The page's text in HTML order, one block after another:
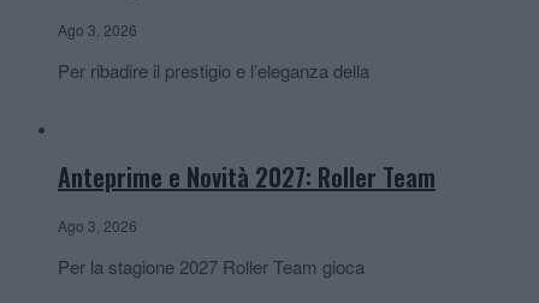
Ago 3, 2026
Per ribadire il prestigio e l’eleganza della
Anteprime e Novità 2027: Roller Team
Ago 3, 2026
Per la stagione 2027 Roller Team gioca